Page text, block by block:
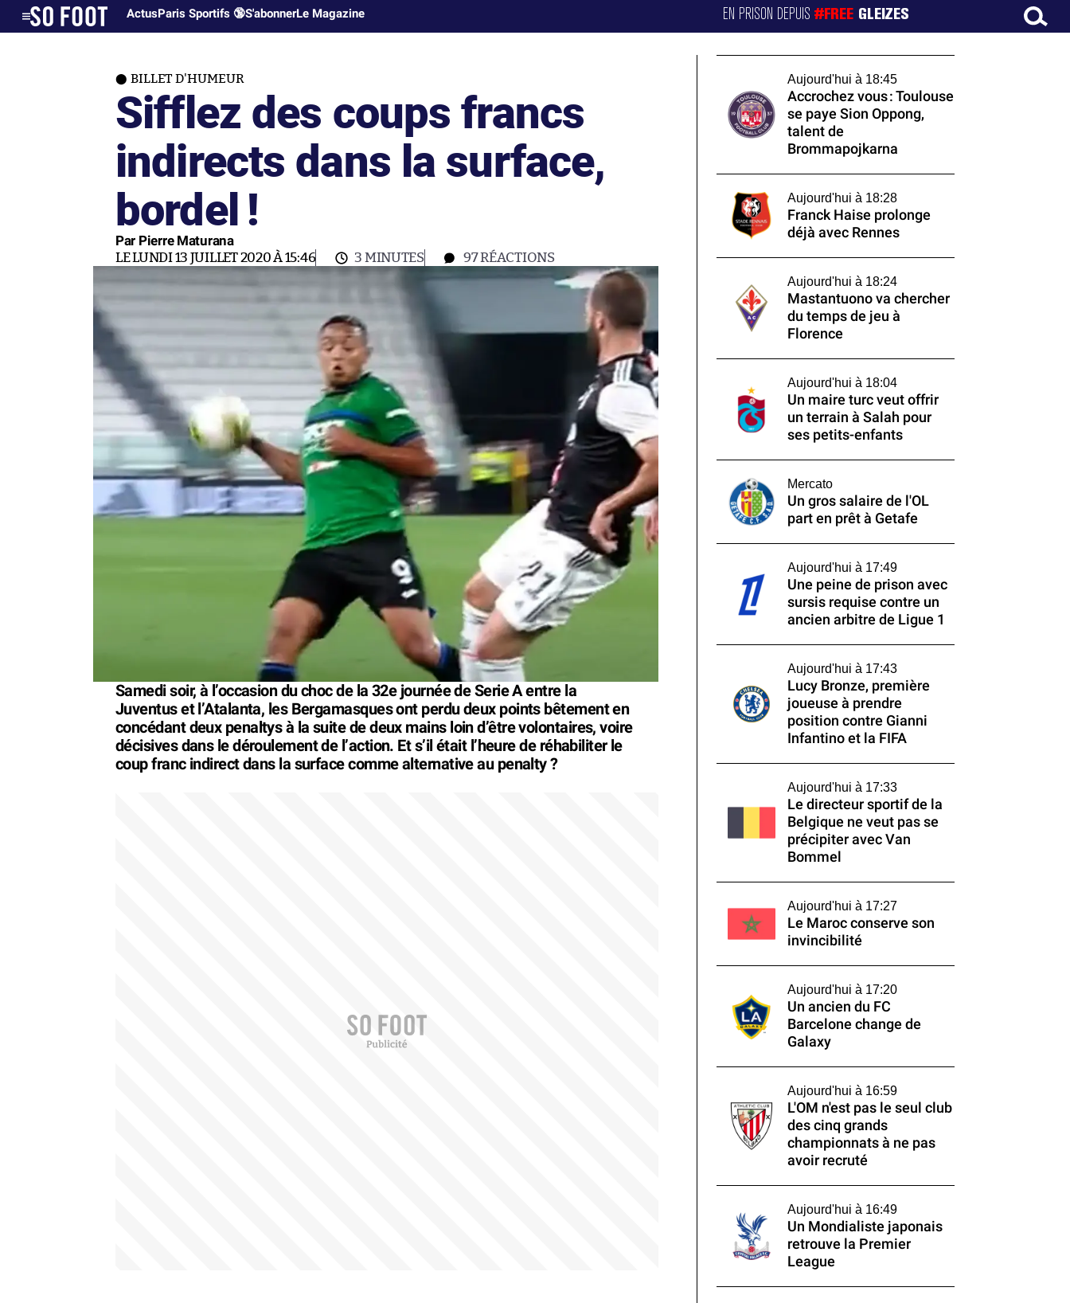
ActusParis Sportifs 🔞S'abonnerLe Magazine EN PRISON DEPUIS#FREE GLEIZES
BILLET D'HUMEUR
Sifflez des coups francs
indirects dans la surface,
bordel !
Par Pierre Maturana
LE LUNDI 13 JUILLET 2020 À 15:46 3 MINUTES 97RÉACTIONS
Samedi soir, à l’occasion du choc de la 32e journée de Serie A entre la
Juventus et l’Atalanta, les Bergamasques ont perdu deux points bêtement en
concédant deux penaltys à la suite de deux mains loin d’être volontaires, voire
décisives dans le déroulement de l’action. Et s’il était l’heure de réhabiliter le
coup franc indirect dans la surface comme alternative au penalty ?
Aujourd'hui à 18:45
Accrochez vous : Toulouse
se paye Sion Oppong,
talent de
Brommapojkarna
Aujourd'hui à 18:28
Franck Haise prolonge
déjà avec Rennes
Aujourd'hui à 18:24
Mastantuono va chercher
du temps de jeu à
Florence
Aujourd'hui à 18:04
Un maire turc veut offrir
un terrain à Salah pour
ses petits-enfants
Mercato
Un gros salaire de l'OL
part en prêt à Getafe
Aujourd'hui à 17:49
Une peine de prison avec
sursis requise contre un
ancien arbitre de Ligue 1
Aujourd'hui à 17:43
Lucy Bronze, première
joueuse à prendre
position contre Gianni
Infantino et la FIFA
Aujourd'hui à 17:33
Le directeur sportif de la
Belgique ne veut pas se
précipiter avec Van
Bommel
Aujourd'hui à 17:27
Le Maroc conserve son
invincibilité
Aujourd'hui à 17:20
Un ancien du FC
Barcelone change de
Galaxy
Aujourd'hui à 16:59
L'OM n'est pas le seul club
des cinq grands
championnats à ne pas
avoir recruté
Aujourd'hui à 16:49
Un Mondialiste japonais
retrouve la Premier
League